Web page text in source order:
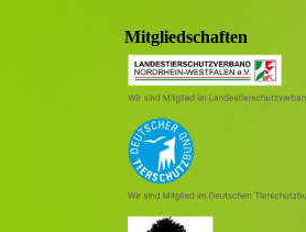
Mitgliedschaften